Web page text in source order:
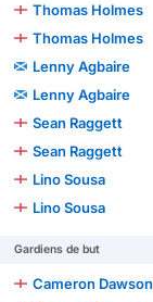
Thomas Holmes
Thomas Holmes
Lenny Agbaire
Lenny Agbaire
Sean Raggett
Sean Raggett
Lino Sousa
Lino Sousa
Gardiens de but
Cameron Dawson